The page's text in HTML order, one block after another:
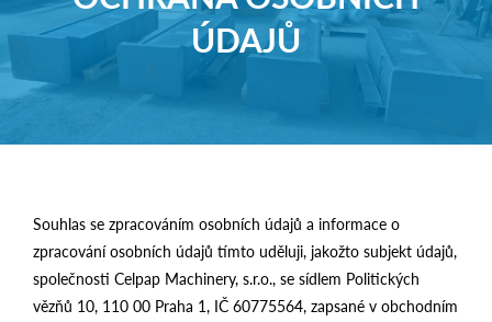
ÚDAJŮ
Souhlas se zpracováním osobních údajů a informace o
zpracování osobních údajů tímto uděluji, jakožto subjekt údajů,
společnosti Celpap Machinery, s.r.o., se sídlem Politických
vězňů 10, 110 00 Praha 1, IČ 60775564, zapsané v obchodním